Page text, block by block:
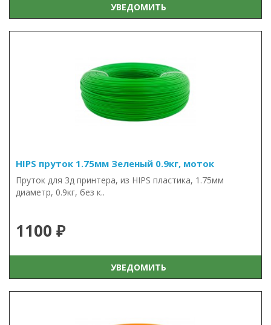
УВЕДОМИТЬ
HIPS пруток 1.75мм Зеленый 0.9кг, моток
Пруток для 3д принтера, из HIPS пластика, 1.75мм
диаметр, 0.9кг, без к..
1100 ₽
УВЕДОМИТЬ